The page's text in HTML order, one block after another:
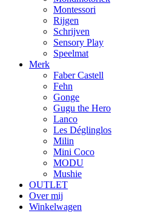
Montessori
Rijgen
Schrijven
Sensory Play
Speelmat
Merk
Faber Castell
Fehn
Gonge
Gugu the Hero
Lanco
Les Déglinglos
Milin
Mini Coco
MODU
Mushie
OUTLET
Over mij
Winkelwagen